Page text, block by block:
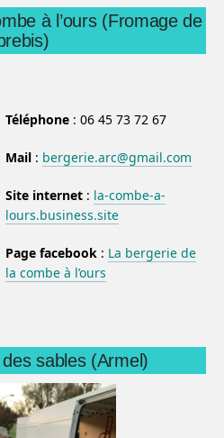
à l’ours (Fromage de
brebis)
Téléphone : 06 45 73 72 67
Mail : bergerie.arc@gmail.com
Site internet : la-combe-a-
lours.business.site
Page facebook : La bergerie de
la combe à l’ours
sables (Armel)